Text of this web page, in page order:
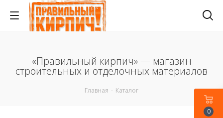
«Правильный кирпич» — магазин
строительных и отделочных материалов
Главная - Каталог
0